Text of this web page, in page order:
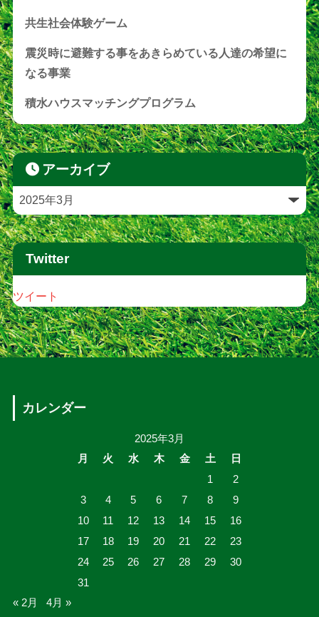
共生社会体験ゲーム
震災時に避難する事をあきらめている人達の希望に
なる事業
積水ハウスマッチングプログラム
アーカイブ
Twitter
ツイート
カレンダー
2025年3月
月
火 水 木 金 土
日
1
2
3
4 5 6 7 8
9
10
11 12 13 14 15
16
17
18 19 20 21 22
23
24
25 26 27 28 29
30
31
« 2月
4月 »